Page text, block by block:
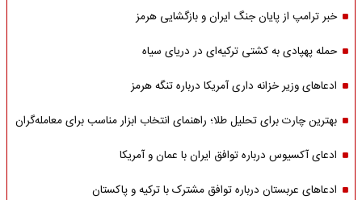
خبر ترامپ از پایان جنگ ایران و بازگشایی هرمز
حمله پهپادی به کشتی ترکیه‌ای در دریای سیاه
ادعاهای وزیر خزانه داری آمریکا درباره تنگه هرمز
بهترین چارت برای تحلیل طلا؛ راهنمای انتخاب ابزار مناسب برای معامله‌گران
ادعای آکسیوس درباره توافق ایران با عمان و آمریکا
ادعاهای عربستان درباره توافق مشترک با ترکیه و پاکستان